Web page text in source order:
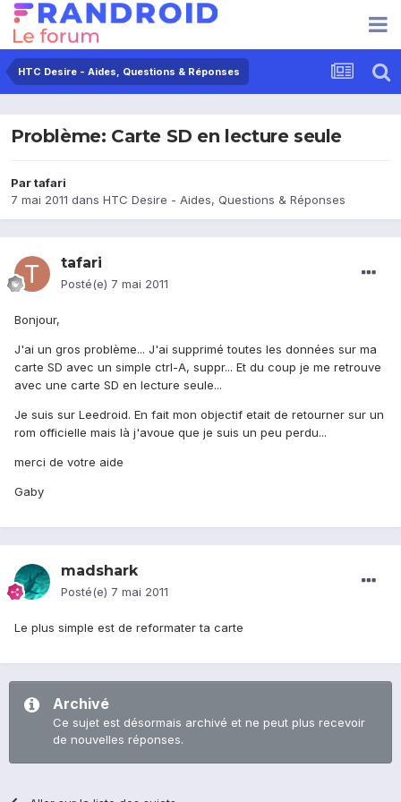
HTC Desire - Aides, Questions & Réponses
Problème: Carte SD en lecture seule
Partafari
7 mai 2011 dans HTC Desire - Aides, Questions & Réponses
tafari
Posté(e) 7 mai 2011
Bonjour,
J'ai un gros problème... J'ai supprimé toutes les données sur ma
carte SD avec un simple ctrl-A, suppr... Et du coup je me retrouve
avec une carte SD en lecture seule...
Je suis sur Leedroid. En fait mon objectif etait de retourner sur un
rom officielle mais là j'avoue que je suis un peu perdu...
merci de votre aide
Gaby
madshark
Posté(e) 7 mai 2011
Le plus simple est de reformater ta carte
Archivé
Ce sujet est désormais archivé et ne peut plus recevoir
de nouvelles réponses.